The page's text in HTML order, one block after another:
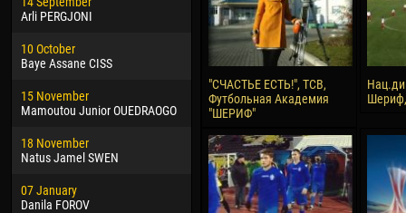
Arli PERGJONI
10 October
Baye Assane CISS
15 November
Mamoutou Junior OUEDRAOGO
18 November
Natus Jamel SWEN
07 January
Danila FOROV
02 March
Veaceslav COZMA
09 March
Emmanuel AFETSE
Jayder Moreno ASPRILLA
22 March
Samba KONÉ
24
15
28
"СЧАСТЬЕ ЕСТЬ!", ТСВ,
Футбольная Академия
"ШЕРИФ"
Шериф,